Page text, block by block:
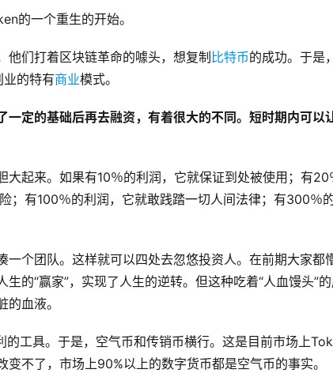
的一个重生的开始。
们打着区块链革命的噱头，想复制 比特币的成功。于是
的特有商业模式。
定的基础后再去融资，有着很大的不同。短时期内可以
起来。如果有10％的利润，它就保证到处被使用；有20
；有100％的利润，它就敢践踏一切人间法律；有300％
个团队。这样就可以四处去忽悠投资人。在前期大家都
的“赢家”，实现了人生的逆转。但这种吃着“人血馒头”
血液。
工具。于是，空气币和传销币横行。这是目前市场上
不了，市场上90%以上的数字货币都是空气币的事实。